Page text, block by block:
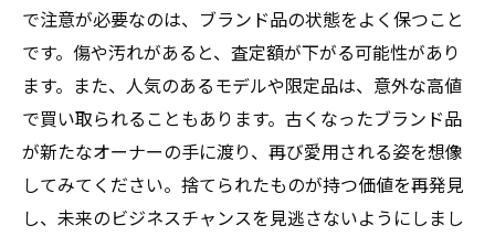
で注意が必要なのは、ブランド品の状態をよく保つこと
です。傷や汚れがあると、査定額が下がる可能性があり
ます。また、人気のあるモデルや限定品は、意外な高値
で買い取られることもあります。古くなったブランド品
が新たなオーナーの手に渡り、再び愛用される姿を想像
してみてください。捨てられたものが持つ価値を再発見
し、未来のビジネスチャンスを見逃さないようにしまし